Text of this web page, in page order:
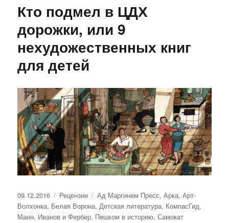
Кто подмел в ЦДХ
дорожки, или 9
нехудожественных книг
для детей
Опубликовано
09.12.2016 Рубрики
Рецензии Метки
Ад Маргинем Пресс,Арка,Арт-
Волхонка, Белая Ворона,Детская литература, КомпасГид,
Манн, Иванов и Фербер, Пешком в историю,Самокат